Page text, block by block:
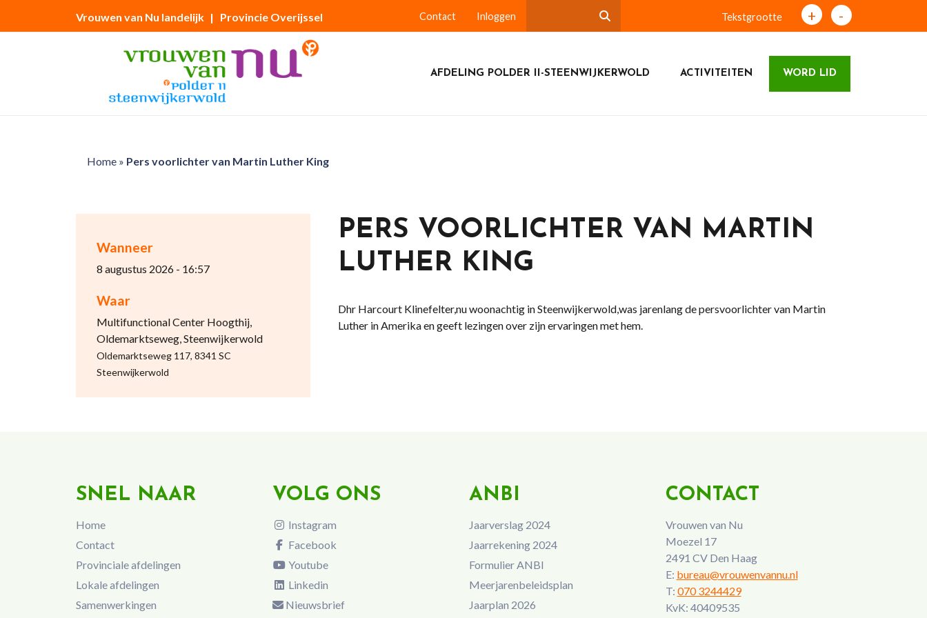
Vrouwen van Nu landelijk | Provincie Overijssel Contact Inloggen Tekstgrootte + -
AFDELING POLDER II-STEENWIJKERWOLD ACTIVITEITEN WORD LID
Home» Pers voorlichter van Martin Luther King
Wanneer
8 augustus 2026 - 16:57
Waar
Multifunctional Center Hoogthij,
Oldemarktseweg, Steenwijkerwold
Oldemarktseweg 117, 8341 SC
Steenwijkerwold
PERS VOORLICHTER VAN MARTIN
LUTHER KING
Dhr Harcourt Klinefelter,nu woonachtig in Steenwijkerwold,was jarenlang de persvoorlichter van Martin
Luther in Amerika en geeft lezingen over zijn ervaringen met hem.
SNEL NAAR
Home
Contact
Provinciale afdelingen
Lokale afdelingen
Samenwerkingen
VOLG ONS
Instagram
Facebook
Youtube
Linkedin
Nieuwsbrief
ANBI
Jaarverslag 2024
Jaarrekening 2024
Formulier ANBI
Meerjarenbeleidsplan
Jaarplan 2026
CONTACT
Vrouwen van Nu
Moezel 17
2491 CV Den Haag
E: bureau@vrouwenvannu.nl
T: 070 3244429
KvK: 40409535